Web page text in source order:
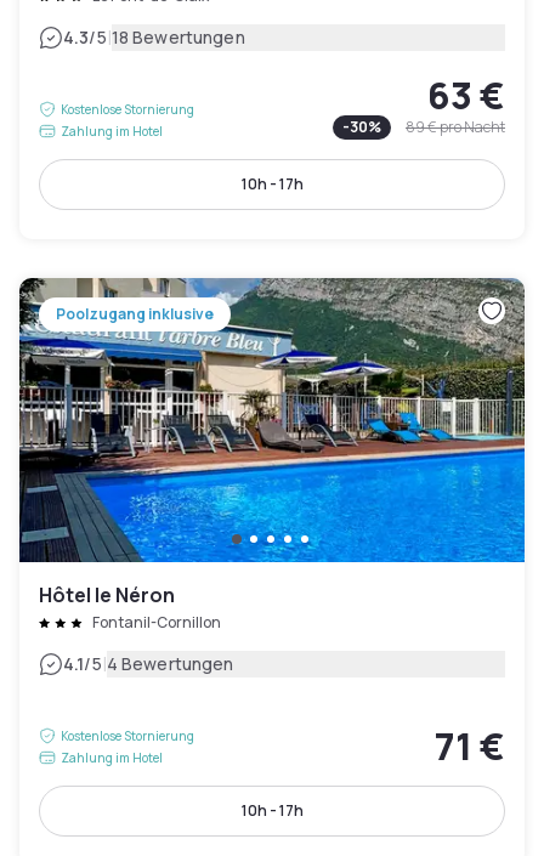
4.3/5|18 Bewertungen
Kostenlose Stornierung
Zahlung im Hotel
63 €
-30% 89 €pro Nacht
10h - 17h
Poolzugang inklusive
Hôtel le Néron
Fontanil-Cornillon
4.1/5|4 Bewertungen
Kostenlose Stornierung
Zahlung im Hotel
71 €
10h - 17h